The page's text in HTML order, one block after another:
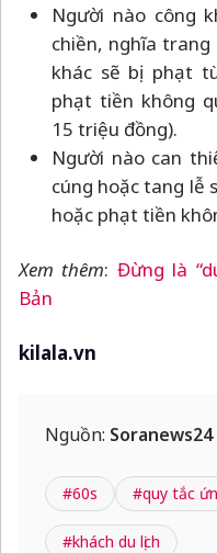
Người nào công
chiền, nghĩa
khác sẽ bị phạt
phạt tiền không
15 triệu đồng).
Người nào can
cúng hoặc tang lễ
hoặc phạt tiền
Xem thêm: Đừng là
Bản
kilala.vn
Nguồn: Soranews24
#60s #quy tắc
#khách du lịch